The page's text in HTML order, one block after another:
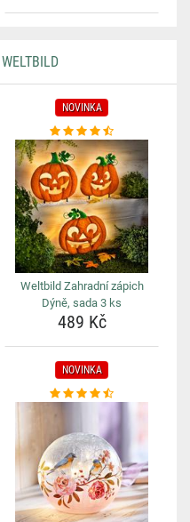
NOVINKA
Weltbild Zahradní zápich
Dýně, sada 3 ks
489 Kč
NOVINKA